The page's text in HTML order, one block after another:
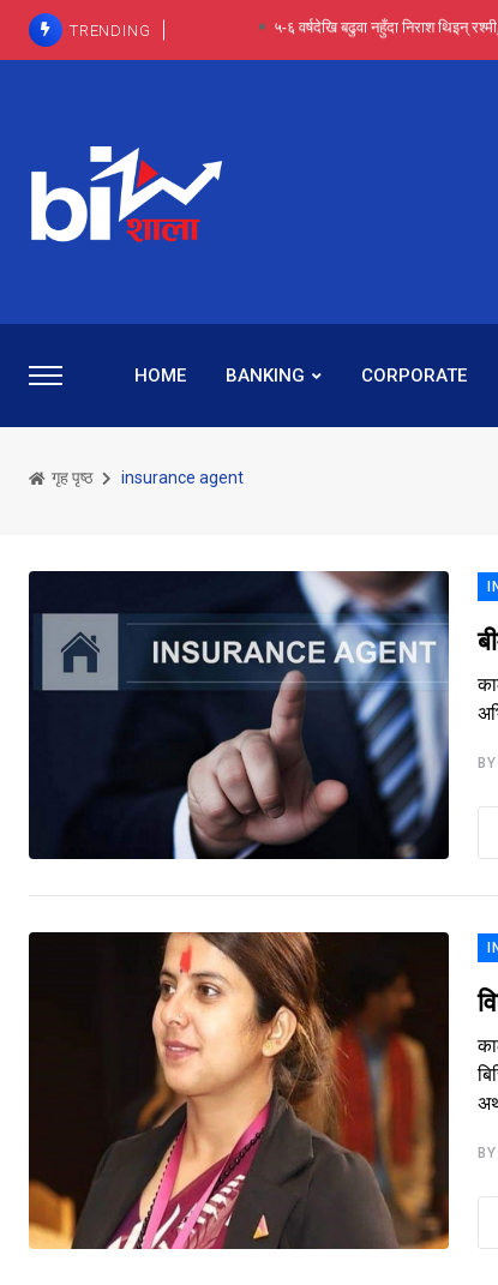
TRENDING आईपीओ आवेदन रोकिएका छैनन्, तर अब
पाँच वर्षसम्म अदालत मौन, पद
प्रभू बैंकका सञ्चालक बस्नेतमाथि राष्ट्र बैंकको
५-६ वर्षदेखि बढुवा नहुँदा निराश थिइन्
HOME BANKING CORPORATE
गृह पृष्ठ insurance agent
BY